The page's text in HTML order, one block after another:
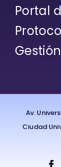
Portal
Av.
Ciudad